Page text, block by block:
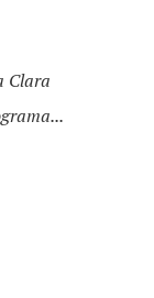
Clara